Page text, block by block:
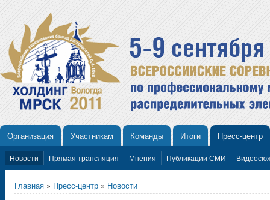
Организация Участникам Команды Итоги Пресс-центр
Новости Прямая трансляция Мнения Публикации СМИ
Главная » Пресс-центр » Новости